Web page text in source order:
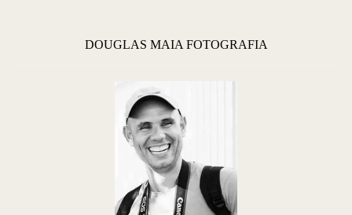
DOUGLAS MAIA FOTOGRAFIA